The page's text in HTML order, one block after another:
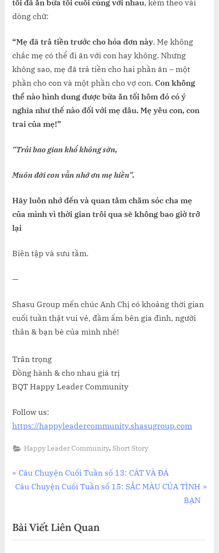
tôi đã ăn bữa tối cuối cùng với nhau, kèm theo vài
dòng chữ:
“Mẹ đã trả tiền trước cho hóa đơn này. Mẹ không
chắc mẹ có thể đi ăn với con hay không. Nhưng
không sao, mẹ đã trả tiền cho hai phần ăn – một
phần cho con và một phần cho vợ con. Con không
thể nào hình dung được bữa ăn tối hôm đó có ý
nghĩa như thế nào đối với mẹ đâu. Mẹ yêu con, con
trai của mẹ!”
“Trải bao gian khổ không sờn,
Muôn đời con vẫn nhớ ơn mẹ hiền”.
Hãy luôn nhớ đến và quan tâm chăm sóc cha mẹ
của mình vì thời gian trôi qua sẽ không bao giờ trở
lại
Biên tập và sưu tầm.
—
Shasu Group mến chúc Anh Chị có khoảng thời gian
cuối tuần thật vui vẻ, đầm ấm bên gia đình, người
thân & bạn bè của mình nhé!
Trân trọng
Đồng hành & cho nhau giá trị
BQT Happy Leader Community
Follow us:
https://happyleadercommunity.shasugroup.com
Happy Leader Community, Short Story
Điều
hướng
viết
P
r
i
o
Câu Chuyện Cuối Tuần số 13: CÁT VÀ ĐÁ
N
t
P
Câu Chuyện Cuối Tuần số 15: SẮC MÀU CỦA TÌNH
BẠN
Bài Viết Liên Quan